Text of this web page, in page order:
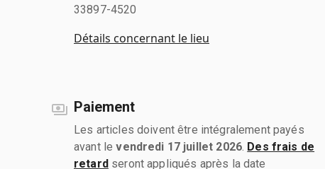
33897-4520
Détails concernant le lieu
Paiement
Les articles doivent être intégralement payés
avant levendredi 17 juillet 2026. Des frais de
retardseront appliqués après la date